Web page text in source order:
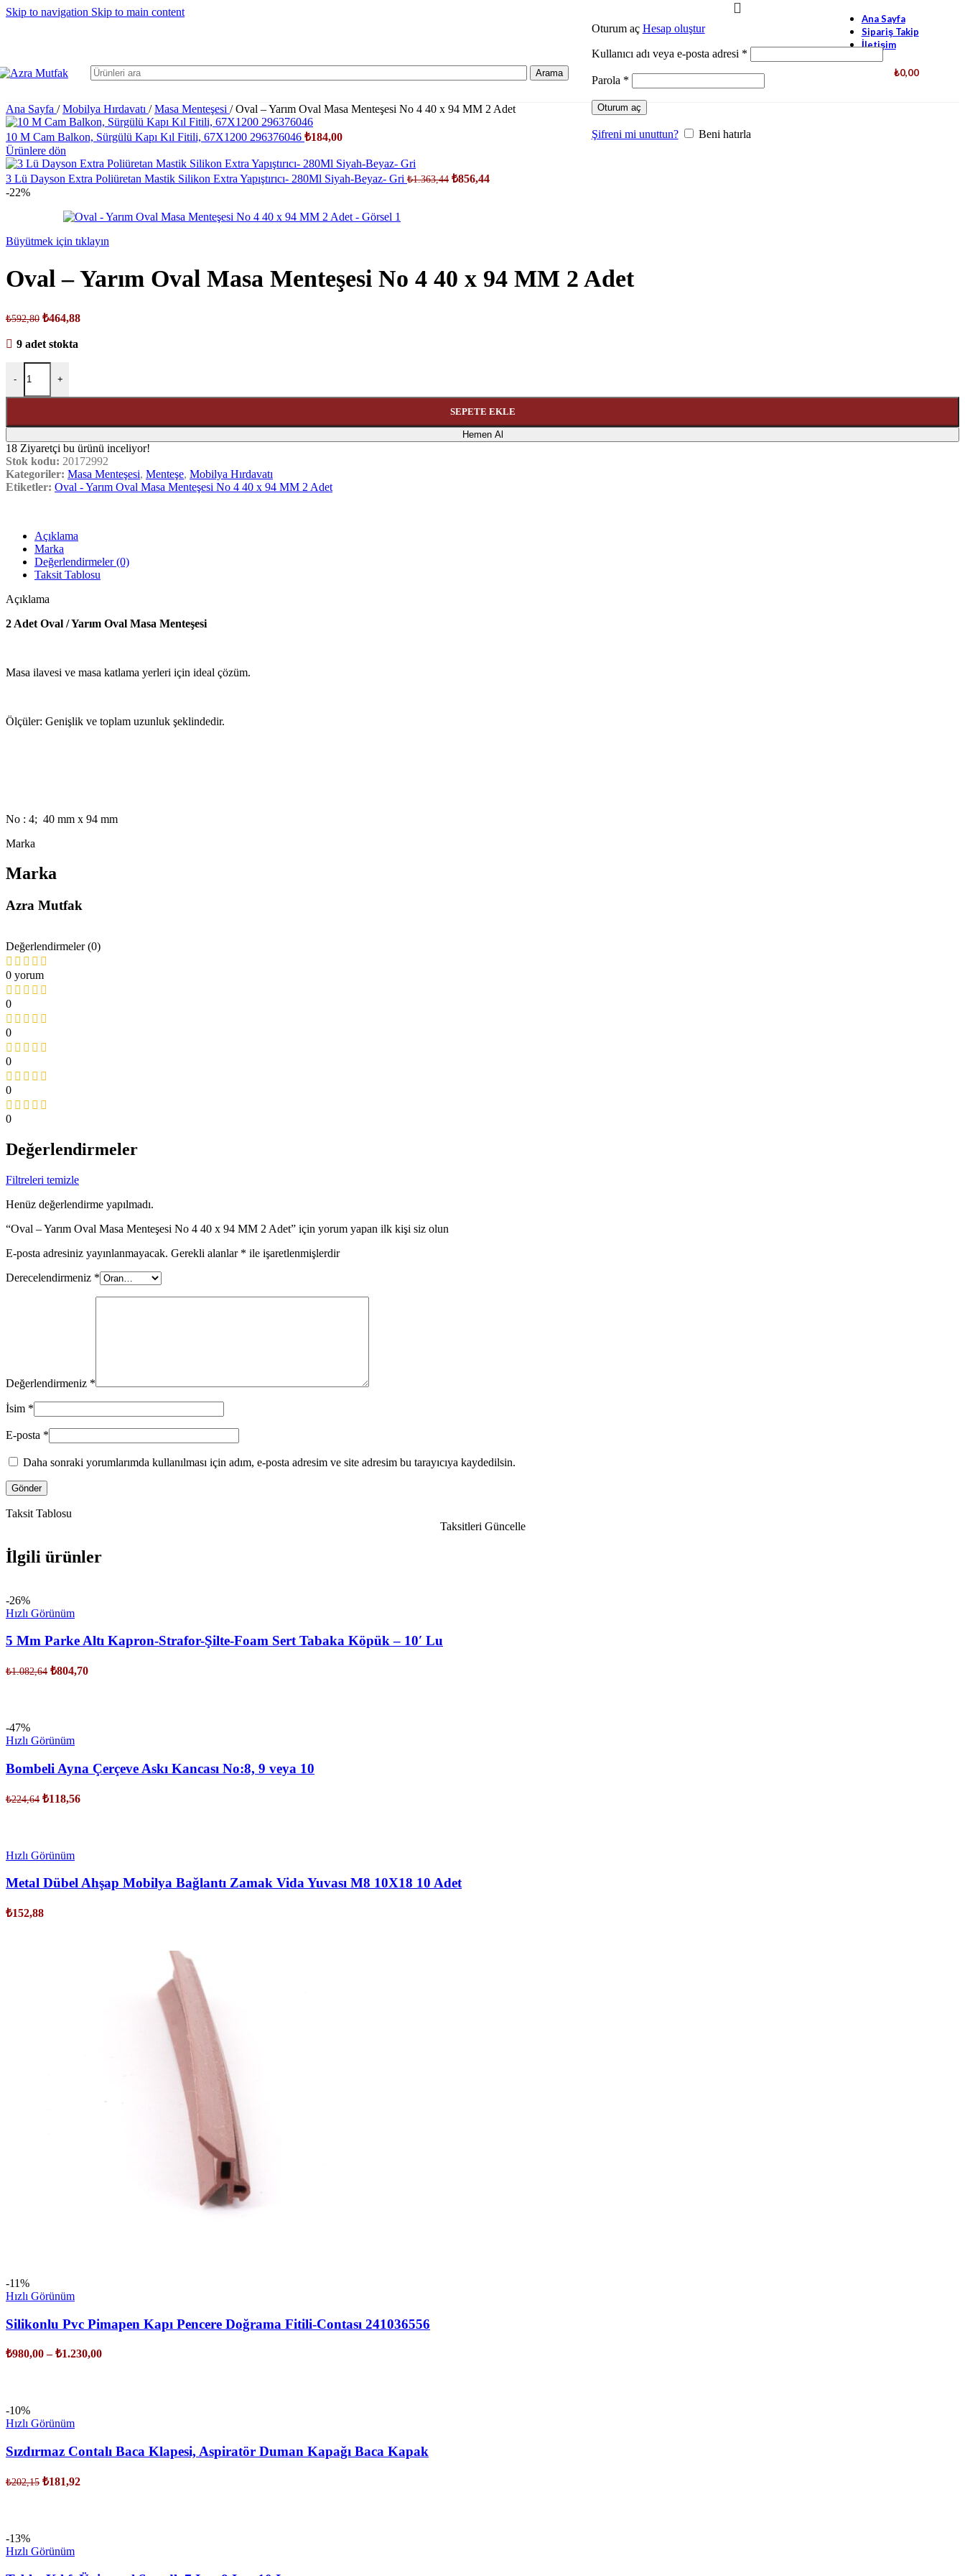
Skip to navigation Skip to main content
Ana Sayfa
Sipariş Takip
İletişim
Arama
Oturum aç Hesap oluştur
Kullanıcı adı veya e-posta adresi *
Parola *
Oturum aç
Şifreni mi unuttun? Beni hatırla
₺0,00
Ana Sayfa / Mobilya Hırdavatı / Masa Menteşesi / Oval – Yarım Oval Masa Menteşesi No 4 40 x 94 MM 2 Adet
10 M Cam Balkon, Sürgülü Kapı Kıl Fitili, 67X1200 296376046 ₺184,00
Ürünlere dön
3 Lü Dayson Extra Poliüretan Mastik Silikon Extra Yapıştırıcı- 280Ml Siyah-Beyaz- Gri ₺1.363,44 ₺856,44
-22%
Büyütmek için tıklayın
Oval – Yarım Oval Masa Menteşesi No 4 40 x 94 MM 2 Adet
₺592,80 ₺464,88
9 adet stokta
- +
SEPETE EKLE
Hemen Al
18 Ziyaretçi bu ürünü inceliyor!
Stok kodu: 20172992
Kategoriler: Masa Menteşesi, Menteşe, Mobilya Hırdavatı
Etiketler: Oval - Yarım Oval Masa Menteşesi No 4 40 x 94 MM 2 Adet
Açıklama
Marka
Değerlendirmeler (0)
Taksit Tablosu
Açıklama
2 Adet Oval / Yarım Oval Masa Menteşesi
Masa ilavesi ve masa katlama yerleri için ideal çözüm.
Ölçüler: Genişlik ve toplam uzunluk şeklindedir.
No : 4; 40 mm x 94 mm
Marka
Marka
Azra Mutfak
Değerlendirmeler (0)
0 yorum
0
0
0
0
0
Değerlendirmeler
Filtreleri temizle
Henüz değerlendirme yapılmadı.
“Oval – Yarım Oval Masa Menteşesi No 4 40 x 94 MM 2 Adet” için yorum yapan ilk kişi siz olun
E-posta adresiniz yayınlanmayacak. Gerekli alanlar * ile işaretlenmişlerdir
Derecelendirmeniz *
Değerlendirmeniz *
İsim *
E-posta *
Daha sonraki yorumlarımda kullanılması için adım, e-posta adresim ve site adresim bu tarayıcıya kaydedilsin.
Taksit Tablosu
Taksitleri Güncelle
İlgili ürünler
-26%
Hızlı Görünüm
5 Mm Parke Altı Kapron-Strafor-Şilte-Foam Sert Tabaka Köpük – 10′ Lu
₺1.082,64 ₺804,70
-47%
Hızlı Görünüm
Bombeli Ayna Çerçeve Askı Kancası No:8, 9 veya 10
₺224,64 ₺118,56
Hızlı Görünüm
Metal Dübel Ahşap Mobilya Bağlantı Zamak Vida Yuvası M8 10X18 10 Adet
₺152,88
-11%
Hızlı Görünüm
Silikonlu Pvc Pimapen Kapı Pencere Doğrama Fitili-Contası 241036556
₺980,00 –₺1.230,00
-10%
Hızlı Görünüm
Sızdırmaz Contalı Baca Klapesi, Aspiratör Duman Kapağı Baca Kapak
₺202,15 ₺181,92
-13%
Hızlı Görünüm